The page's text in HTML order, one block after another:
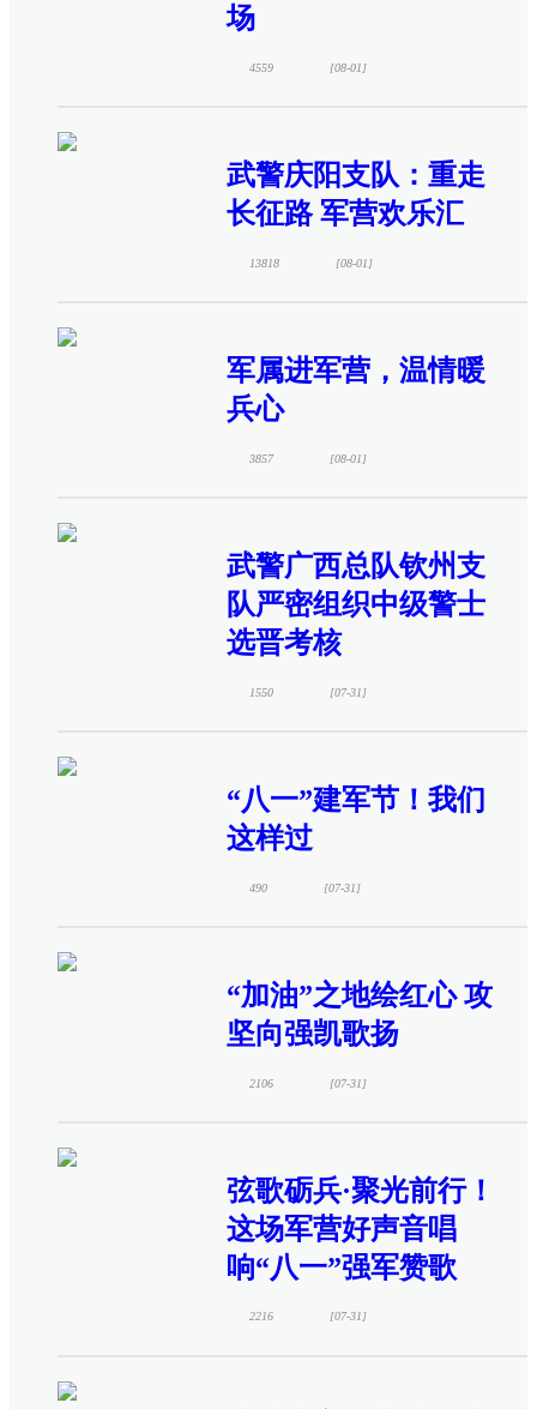
场
4559 [08-01]
武警庆阳支队：重走
长征路 军营欢乐汇
13818 [08-01]
军属进军营，温情暖
兵心
3857 [08-01]
武警广西总队钦州支
队严密组织中级警士
选晋考核
1550 [07-31]
“八一”建军节！我们
这样过
490 [07-31]
“加油”之地绘红心 攻
坚向强凯歌扬
2106 [07-31]
弦歌砺兵·聚光前行！
这场军营好声音唱
响“八一”强军赞歌
2216 [07-31]